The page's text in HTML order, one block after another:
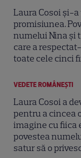
Laura Cosoi și-
promisiunea.
numelui Nina și
care a
toate cele cinci
VEDETE ROMÂNEŞTI
Laura Cosoi a
pentru a cincea
imagine cu fiica
povestea
satur să o